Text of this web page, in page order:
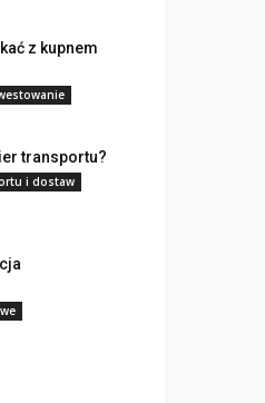
z kupnem
transportu?
i dostaw